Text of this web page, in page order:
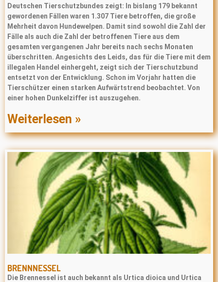
Deutschen Tierschutzbundes zeigt: In bislang 179 bekannt
gewordenen Fällen waren 1.307 Tiere betroffen, die große
Mehrheit davon Hundewelpen. Damit sind sowohl die Zahl der
Fälle als auch die Zahl der betroffenen Tiere aus dem
gesamten vergangenen Jahr bereits nach sechs Monaten
überschritten. Angesichts des Leids, das für die Tiere mit dem
illegalen Handel einhergeht, zeigt sich der Tierschutzbund
entsetzt von der Entwicklung. Schon im Vorjahr hatten die
Tierschützer einen starken Aufwärtstrend beobachtet. Von
einer hohen Dunkelziffer ist auszugehen.
Weiterlesen »
BRENNNESSEL
Die Brennessel ist auch bekannt als Urtica dioica und Urtica